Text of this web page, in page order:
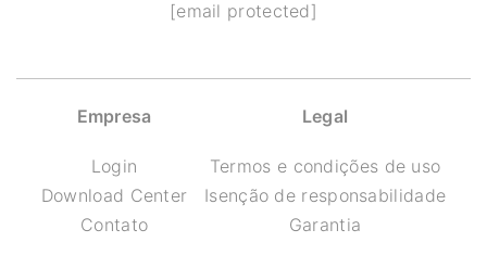
[email protected]
Empresa
Login
Download Center
Contato
Legal
Termos e condições de uso
Isenção de responsabilidade
Garantia